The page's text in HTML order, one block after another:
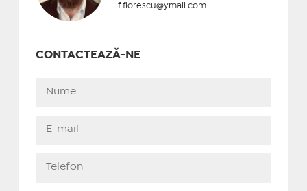
f.florescu@ymail.com
CONTACTEAZĂ-NE